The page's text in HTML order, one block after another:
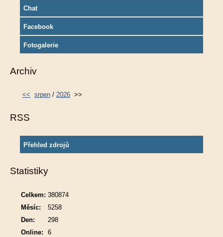
Chat
Facebook
Fotogalerie
Archiv
<< srpen / 2026 >>
RSS
Přehled zdrojů
Statistiky
Online: 6
Celkem: 380874
Měsíc:
5258
Den:
298